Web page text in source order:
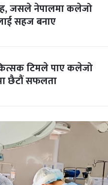
जसले नेपालमा कलेजो
सहज बनाए
टिमले पाए कलेजो
छैटौं सफलता